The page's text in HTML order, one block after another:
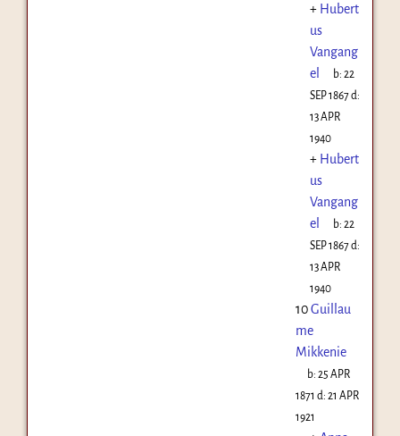
+ Hubert
us
Vangang
el
b:22
SEP 1867d:
13 APR
1940
+ Hubert
us
Vangang
el
b:22
SEP 1867d:
13 APR
1940
10Guillau
me
Mikkenie
b:25 APR
1871 d: 21 APR
1921